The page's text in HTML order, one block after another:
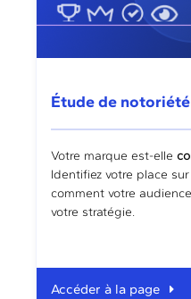
Étude de notoriété
Votre marque est-elle
Identifiez votre place
comment votre
votre stratégie.
Accéder à la page